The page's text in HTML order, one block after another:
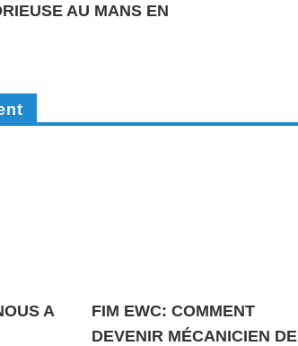
AU MANS EN
A
FIM EWC: COMMENT
DEVENIR MÉCANICIEN DE